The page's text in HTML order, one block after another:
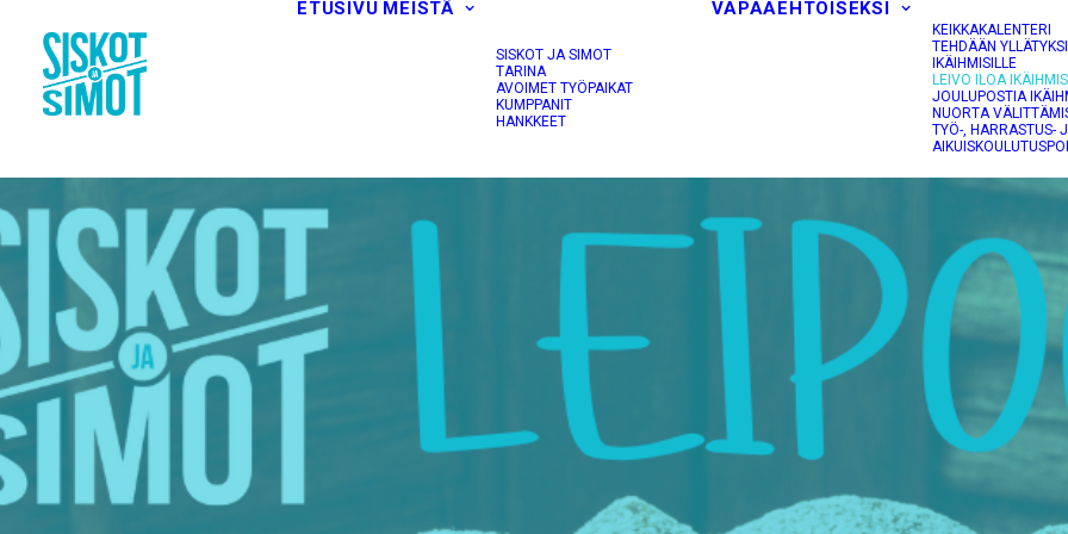
ETUSIVU MEISTÄ
SISKOT JA SIMOT
TARINA
AVOIMET TYÖPAIKAT
KUMPPANIT
HANKKEET
VAPAAEHTOISEKSI
KEIKKAKALENTERI
TEHDÄÄN
IKÄIHMISILLE
LEIVO ILOA
JOULUPOSTIA
NUORTA
TYÖ-, HARRASTUS-